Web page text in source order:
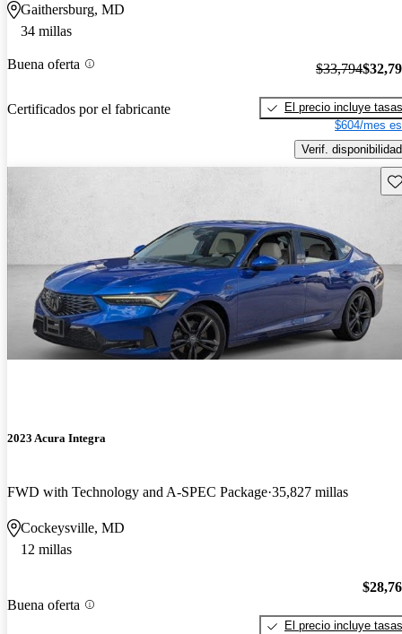
Gaithersburg, MD
34 millas
Buena oferta
Certificados por el fabricante
$33,794
El precio incluye tasas
$604/mes
Verif. disponibilidad
2023 Acura Integra
FWD with Technology and A-SPEC Package 35,827 millas
Cockeysville, MD
12 millas
Buena oferta
El precio incluye tasas